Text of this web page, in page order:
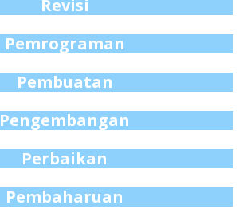
Revisi
Pemrograman
Pembuatan
Pengembangan
Perbaikan
Pembaharuan